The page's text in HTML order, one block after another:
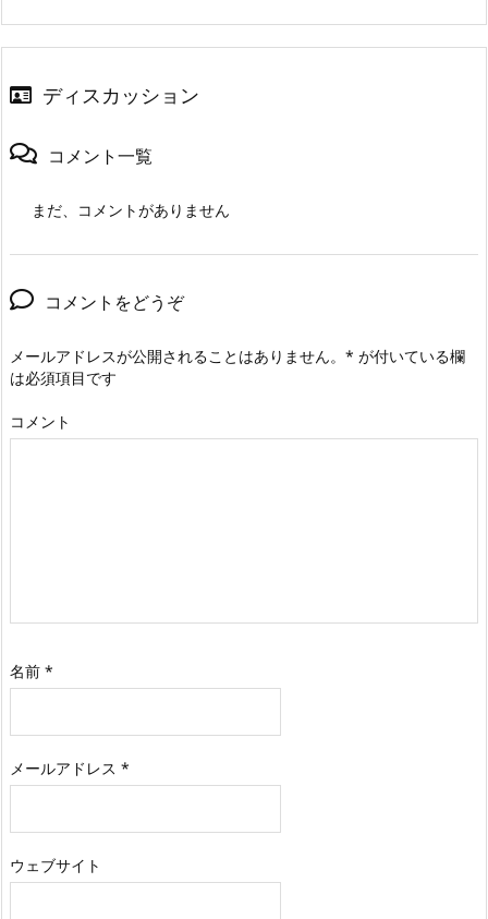
ディスカッション
コメント一覧
まだ、コメントがありません
コメントをどうぞ
メールアドレスが公開されることはありません。 * が付いている欄
は必須項目です
コメント
名前 *
メールアドレス *
ウェブサイト